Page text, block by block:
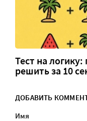
Тест на
решить за 10
ДОБАВИТЬ
Имя